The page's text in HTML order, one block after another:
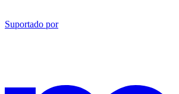
Suportado por